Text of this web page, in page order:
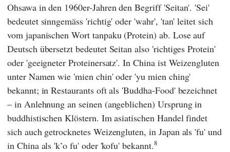
Ohsawain den 1960er-Jahren den Begriff 'Seitan'. 'Sei'
bedeutet sinngemäss 'richtig' oder 'wahr', 'tan' leitet sich
vom japanischen Wort tanpaku (Protein) ab. Lose auf
Deutsch übersetzt bedeutet Seitan also 'richtiges Protein'
oder 'geeigneter Proteinersatz'. In China ist Weizengluten
unter Namen wie 'mien chin' oder 'yu mien ching'
bekannt; in Restaurants oft als 'Buddha-Food' bezeichnet
– in Anlehnung an seinen (angeblichen) Ursprung in
buddhistischen Klöstern. Im asiatischen Handel findet
sich auch getrocknetes Weizengluten, in Japan als 'fu' und
in China als 'k’o fu' oder 'kofu' bekannt.8